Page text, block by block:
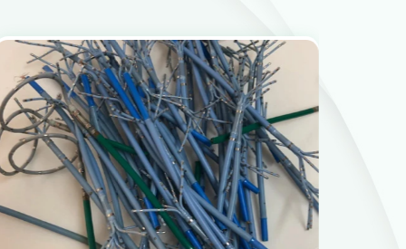
Produkte anzeigen
Holen Sie sich den Recyclingpreis